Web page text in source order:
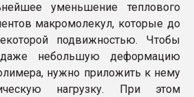
уменьшение теплового
макромолекул, которые до
подвижностью. Чтобы
небольшую деформацию
нужно приложить к нему
нагрузку. При этом